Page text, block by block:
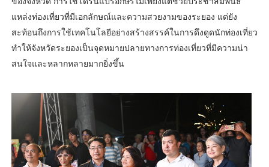
แหล่งท่องเที่ยวที่มีเอกลักษณ์และความสวยงามของระยอง แต่ยัง
สะท้อนถึงการใช้เทคโนโลยีอย่างสร้างสรรค์ในการดึงดูดนักท่องเที่ยว
ทำให้จังหวัดระยองเป็นจุดหมายปลายทางการท่องเที่ยวที่มีความน่า
สนใจและหลากหลายมากยิ่งขึ้น